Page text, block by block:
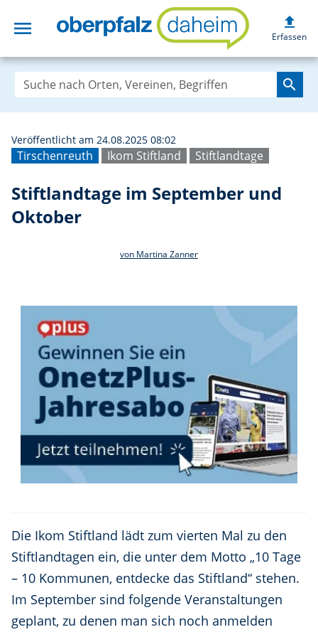
menu Stiftlandtage im
upload
Erfassen
search
Tirschenreuth Ikom Stiftland Stiftlandtage
Veröffentlicht am 24.08.2025 08:02
Stiftlandtage im September und
Oktober
von Martina Zanner
Die Ikom Stiftland lädt zum vierten Mal zu den
Stiftlandtagen ein, die unter dem Motto „10 Tage
– 10 Kommunen, entdecke das Stiftland“ stehen.
Im September sind folgende Veranstaltungen
geplant, zu denen man sich noch anmelden